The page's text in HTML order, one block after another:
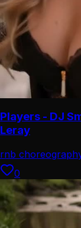
Players - DJ
Leray
rnb
0